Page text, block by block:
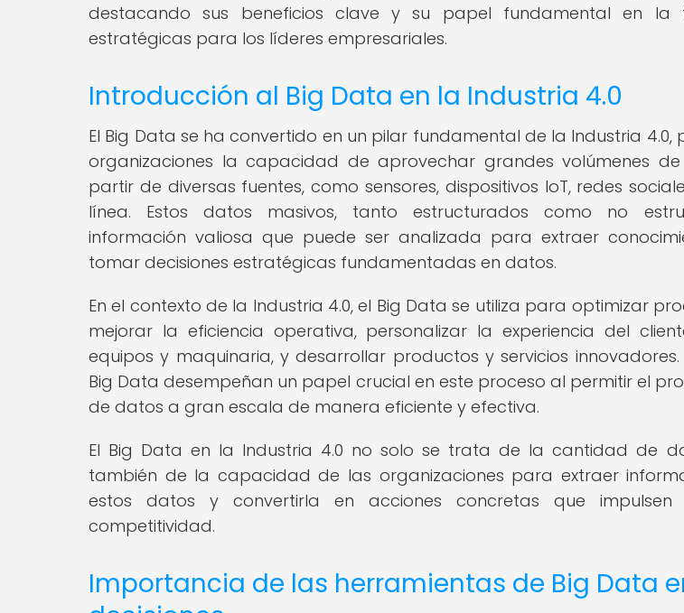
destacando sus beneficios clave y su papel fundamental en la
estratégicas para los líderes empresariales.
Introducción al Big Data en la Industria 4.0
El Big Data se ha convertido en un pilar fundamental de la Industria
organizaciones la capacidad de aprovechar grandes volúmenes
partir de diversas fuentes, como sensores, dispositivos IoT, redes
línea. Estos datos masivos, tanto estructurados como no
información valiosa que puede ser analizada para extraer
tomar decisiones estratégicas fundamentadas en datos.
En el contexto de la Industria 4.0, el Big Data se utiliza para optimizar
mejorar la eficiencia operativa, personalizar la experiencia del
equipos y maquinaria, y desarrollar productos y servicios
Big Data desempeñan un papel crucial en este proceso al permitir el
de datos a gran escala de manera eficiente y efectiva.
El Big Data en la Industria 4.0 no solo se trata de la cantidad de
también de la capacidad de las organizaciones para extraer
estos datos y convertirla en acciones concretas que
competitividad.
Importancia de las herramientas de Big Data